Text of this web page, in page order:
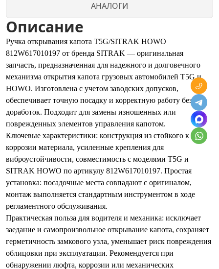
АНАЛОГИ
Описание
Ручка открывания капота T5G/SITRAK HOWO
812W617010197 от бренда SITRAK — оригинальная
запчасть, предназначенная для надежного и долговечного
механизма открытия капота грузовых автомобилей T5G и
HOWO. Изготовлена с учетом заводских допусков,
обеспечивает точную посадку и корректную работу без
доработок. Подходит для замены изношенных или
поврежденных элементов управления капотом.
Ключевые характеристики: конструкция из стойкого к
коррозии материала, усиленные крепления для
виброустойчивости, совместимость с моделями T5G и
SITRAK HOWO по артикулу 812W617010197. Простая
установка: посадочные места совпадают с оригиналом,
монтаж выполняется стандартным инструментом в ходе
регламентного обслуживания.
Практическая польза для водителя и механика: исключает
заедание и самопроизвольное открывание капота, сохраняет
герметичность замкового узла, уменьшает риск повреждения
облицовки при эксплуатации. Рекомендуется при
обнаружении люфта, коррозии или механических